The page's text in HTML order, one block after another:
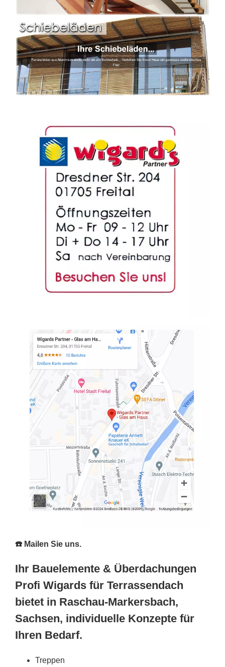
☎️ Mailen Sie uns.
Ihr Bauelemente & Überdachungen
Profi Wigards für Terrassendach
bietet in Raschau-Markersbach,
Sachsen, individuelle Konzepte für
Ihren Bedarf.
Treppen